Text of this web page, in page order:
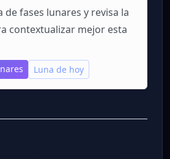
de fases lunares y revisa la
contextualizar mejor esta
Luna de hoy